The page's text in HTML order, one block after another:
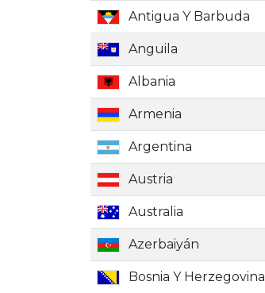
Antigua Y Barbuda
Anguila
Albania
Armenia
Argentina
Austria
Australia
Azerbaiyán
Bosnia Y Herzegovina